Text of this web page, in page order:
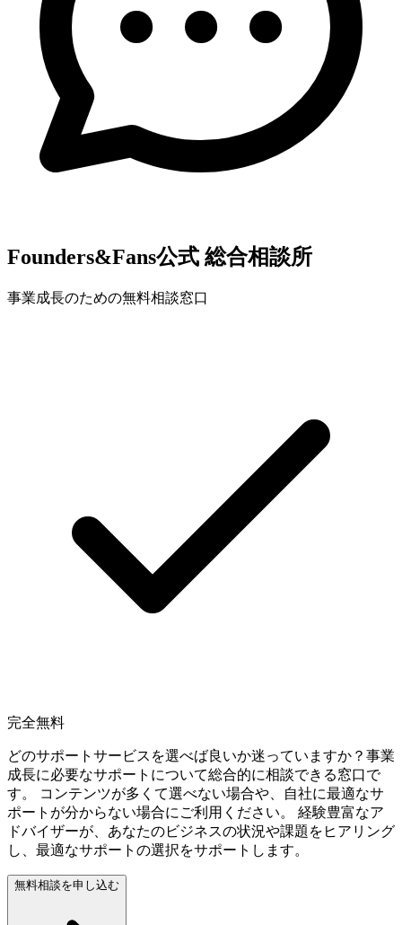
Founders&Fans公式 総合相談所
事業成長のための無料相談窓口
完全無料
どのサポートサービスを選べば良いか迷っていますか？事業
成長に必要なサポートについて総合的に相談できる窓口で
す。 コンテンツが多くて選べない場合や、自社に最適なサ
ポートが分からない場合にご利用ください。 経験豊富なア
ドバイザーが、あなたのビジネスの状況や課題をヒアリング
し、最適なサポートの選択をサポートします。
無料相談を申し込む